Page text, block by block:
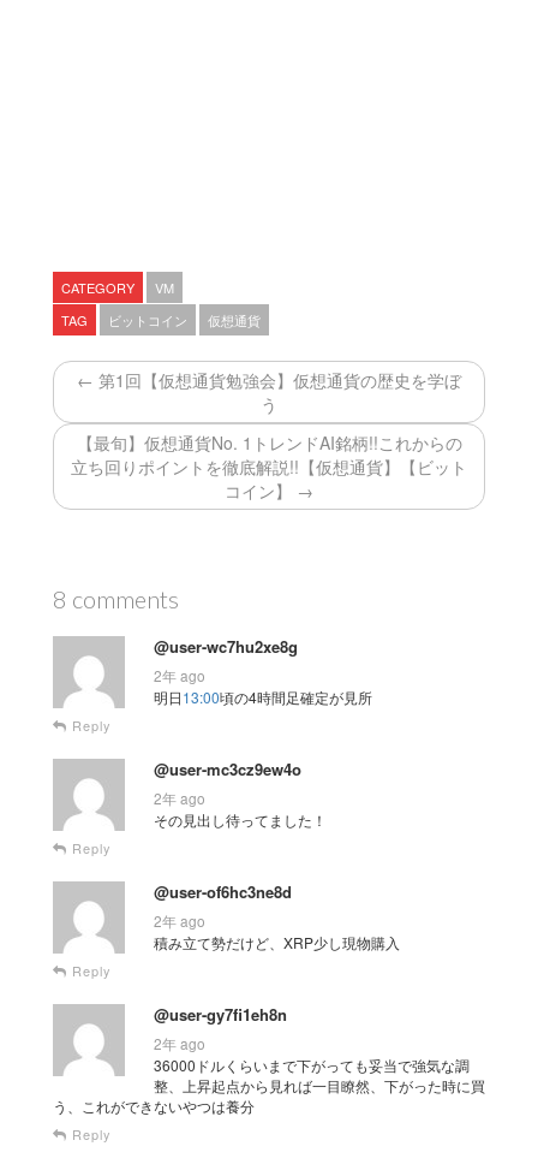
CATEGORY
VM
TAG
ビットコイン 仮想通貨
← 第1回【仮想通貨勉強会】仮想通貨の歴史を学ぼ
う
【最旬】仮想通貨No. 1トレンドAI銘柄!!これからの
立ち回りポイントを徹底解説!!【仮想通貨】【ビット
コイン】 →
8 comments
@user-wc7hu2xe8g
2年 ago
明日13:00頃の4時間足確定が見所
Reply
@user-mc3cz9ew4o
2年 ago
その見出し待ってました！
Reply
@user-of6hc3ne8d
2年 ago
積み立て勢だけど、XRP少し現物購入
Reply
@user-gy7fi1eh8n
2年 ago
36000ドルくらいまで下がっても妥当で強気な調
整、上昇起点から見れば一目瞭然、下がった時に買
う、これができないやつは養分
Reply